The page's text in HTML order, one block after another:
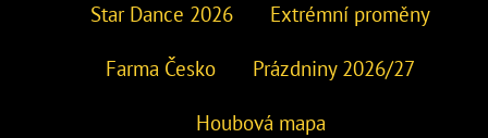
Star Dance 2026 Extrémní proměny
Farma Česko Prázdniny 2026/27
Houbová mapa